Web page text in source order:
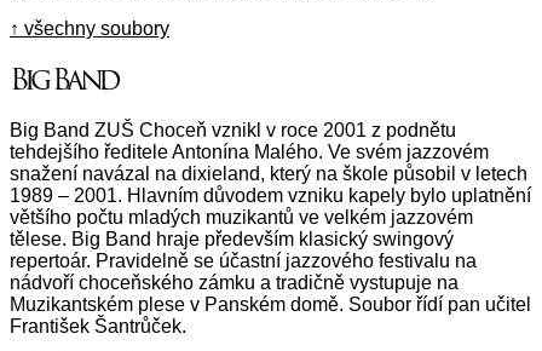
↑ všechny soubory
Big Band
Big Band ZUŠ Choceň vznikl v roce 2001 z podnětu
tehdejšího ředitele Antonína Malého. Ve svém jazzovém
snažení navázal na dixieland, který na škole působil v letech
1989 – 2001. Hlavním důvodem vzniku kapely bylo uplatnění
většího počtu mladých muzikantů ve velkém jazzovém
tělese. Big Band hraje především klasický swingový
repertoár. Pravidelně se účastní jazzového festivalu na
nádvoří choceňského zámku a tradičně vystupuje na
Muzikantském plese v Panském domě. Soubor řídí pan učitel
František Šantrůček.